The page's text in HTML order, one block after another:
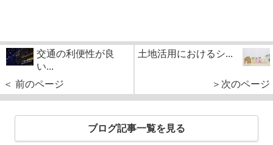
交通の利便性が良
い...
＜ 前のページ
土地活用におけるシ...
＞次のページ
ブログ記事一覧を見る